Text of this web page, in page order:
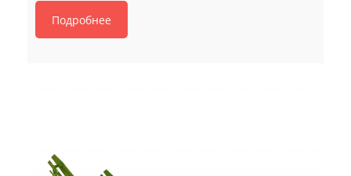
Подробнее